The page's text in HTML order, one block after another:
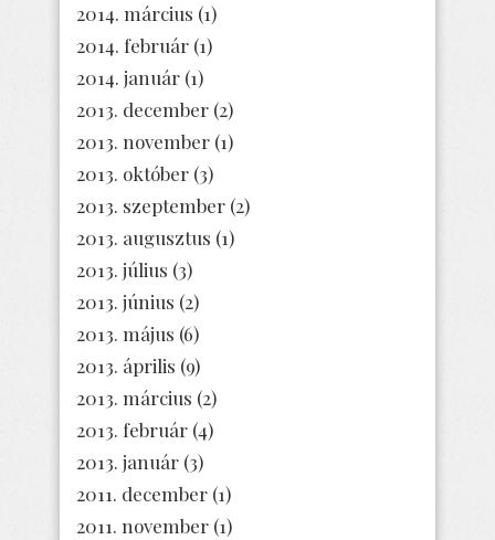
2014. március (1)
2014. február (1)
2014. január (1)
2013. december (2)
2013. november (1)
2013. október (3)
2013. szeptember (2)
2013. augusztus (1)
2013. július (3)
2013. június (2)
2013. május (6)
2013. április (9)
2013. március (2)
2013. február (4)
2013. január (3)
2011. december (1)
2011. november (1)